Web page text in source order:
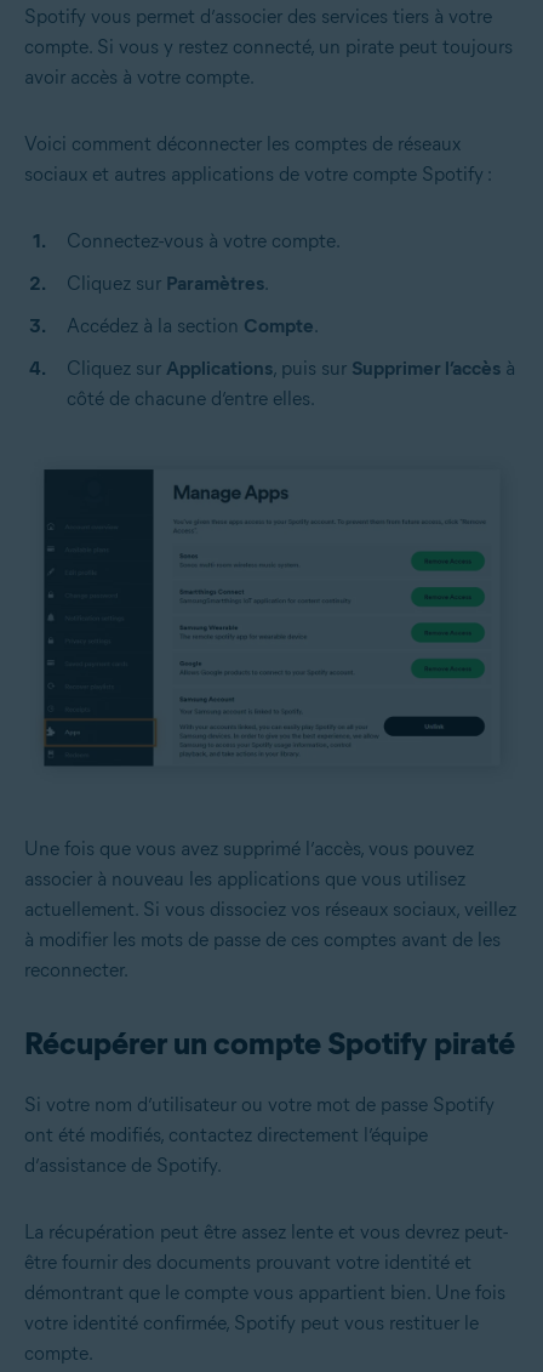
Spotify vous permet d’associer des services tiers à votre
compte. Si vous y restez connecté, un pirate peut toujours
avoir accès à votre compte.
Voici comment déconnecter les comptes de réseaux
sociaux et autres applications de votre compte Spotify :
Connectez-vous à votre compte.
Cliquez sur Paramètres.
Accédez à la section Compte.
Cliquez sur Applications, puis sur Supprimer l’accès à
côté de chacune d’entre elles.
Une fois que vous avez supprimé l’accès, vous pouvez
associer à nouveau les applications que vous utilisez
actuellement. Si vous dissociez vos réseaux sociaux, veillez
à modifier les mots de passe de ces comptes avant de les
reconnecter.
Récupérer un compte Spotify piraté
Si votre nom d’utilisateur ou votre mot de passe Spotify
ont été modifiés, contactez directement l’équipe
d’assistance de Spotify.
La récupération peut être assez lente et vous devrez peut-
être fournir des documents prouvant votre identité et
démontrant que le compte vous appartient bien. Une fois
votre identité confirmée, Spotify peut vous restituer le
compte.